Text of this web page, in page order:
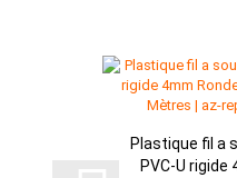
Plastique fil a
PVC-U rigide